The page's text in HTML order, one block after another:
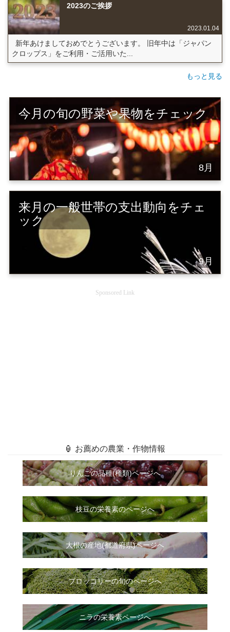
2023のご挨拶
2023.01.04
新年あけましておめでとうございます。 旧年中は「ジャパン
クロップス」をご利用・ご活用いた...
もっと見る
今月の旬の野菜や果物をチェック
8月
来月の一般世帯の支出動向をチェ
ック
9月
Sponsored Link
🏮 お薦めの農業・作物情報
りんごの品種(種類)ページへ
枝豆の栄養素のページへ
大根の産地(都道府県)ページへ
ブロッコリーの旬のページへ
ニラの栄養素ページへ